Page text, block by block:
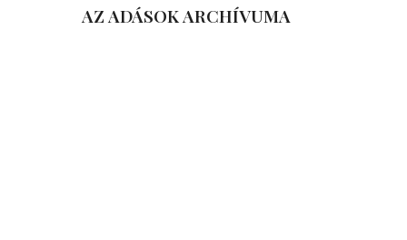
AZ ADÁSOK ARCHÍVUMA